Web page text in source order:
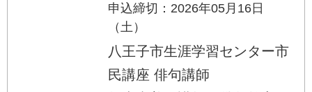
申込締切：2026年05月16日
（土）
八王子市生涯学習センター市
民講座 俳句講師